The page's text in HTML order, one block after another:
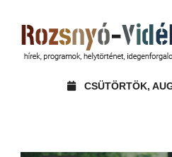
CSÜTÖRTÖK,